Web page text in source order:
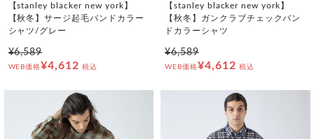
【stanley blacker new york】
【秋冬】サージ起毛バンドカラー
シャツ/グレー
¥6,589
WEB価格¥4,612 税込
【stanley blacker new york】
【秋冬】ガンクラブチェックバン
ドカラーシャツ
¥6,589
WEB価格¥4,612 税込